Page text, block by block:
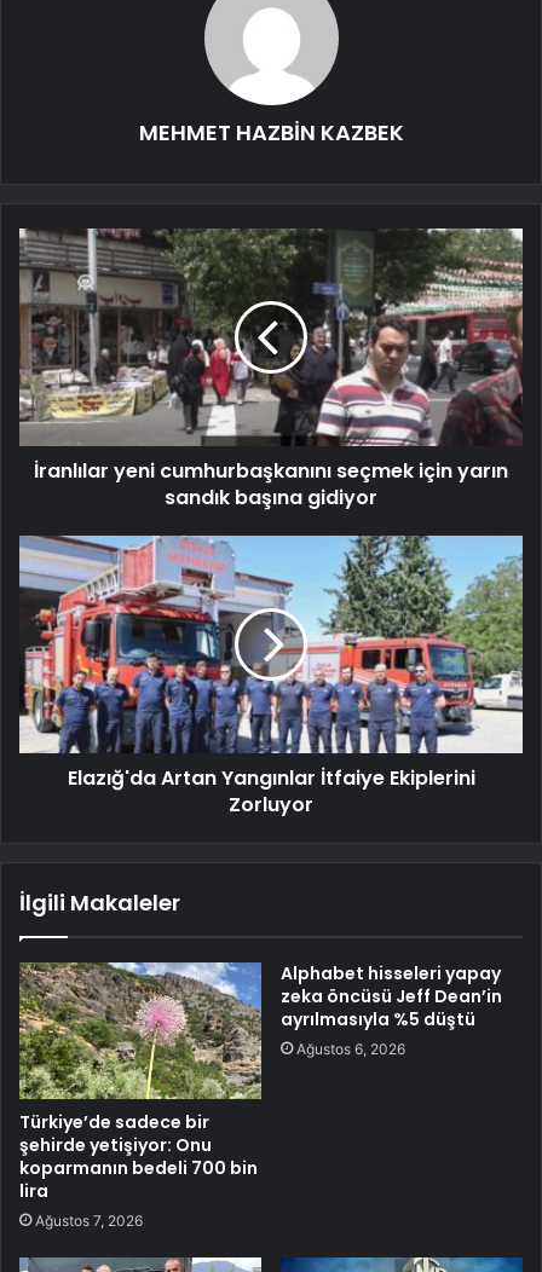
MEHMET HAZBİN KAZBEK
İranlılar yeni cumhurbaşkanını seçmek için yarın
sandık başına gidiyor
Elazığ'da Artan Yangınlar İtfaiye Ekiplerini
Zorluyor
İlgili Makaleler
Türkiye’de sadece bir
şehirde yetişiyor: Onu
koparmanın bedeli 700 bin
lira
Ağustos 7, 2026
Alphabet hisseleri yapay
zeka öncüsü Jeff Dean’in
ayrılmasıyla %5 düştü
Ağustos 6, 2026